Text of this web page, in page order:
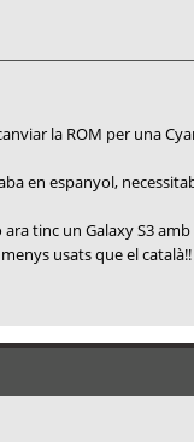
la ROM per una
en espanyol,
tinc un Galaxy S3
usats que el català!!